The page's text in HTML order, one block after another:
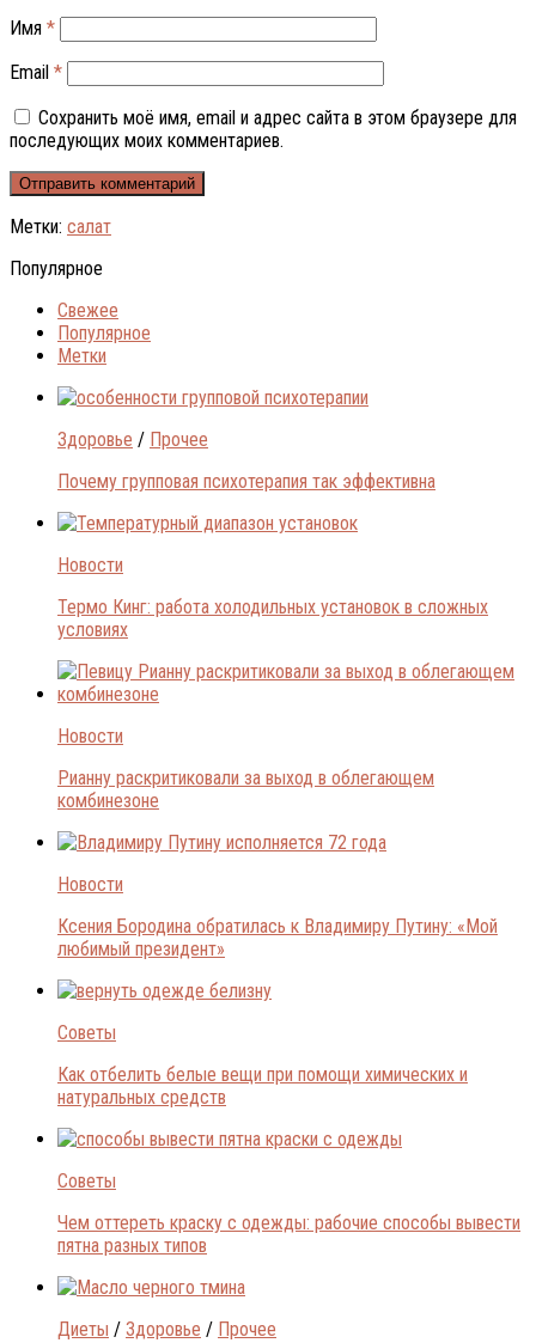
Имя *
Email *
Сохранить моё имя, email и адрес сайта в этом браузере для
последующих моих комментариев.
Метки: салат
Популярное
Свежее
Популярное
Метки
Здоровье / Прочее
Почему групповая психотерапия так эффективна
Новости
Термо Кинг: работа холодильных установок в сложных
условиях
Новости
Рианну раскритиковали за выход в облегающем
комбинезоне
Новости
Ксения Бородина обратилась к Владимиру Путину: «Мой
любимый президент»
Советы
Как отбелить белые вещи при помощи химических и
натуральных средств
Советы
Чем оттереть краску с одежды: рабочие способы вывести
пятна разных типов
Диеты / Здоровье / Прочее